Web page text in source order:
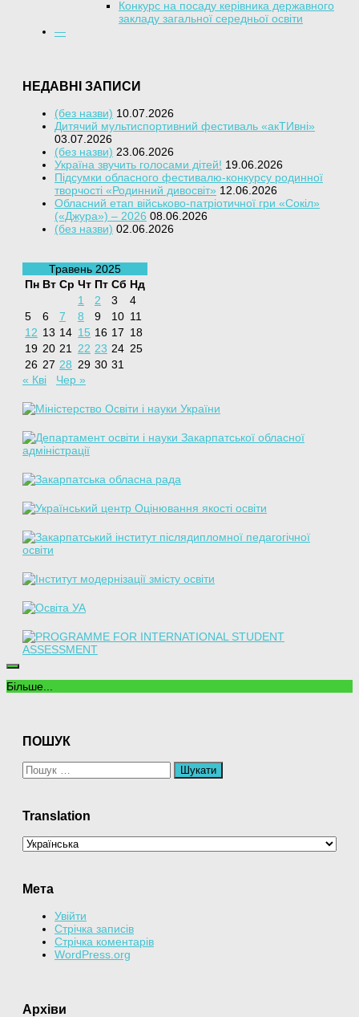
Конкурс на посаду керівника державного
закладу загальної середньої освіти
—
НЕДАВНІ ЗАПИСИ
(без назви) 10.07.2026
Дитячий мультиспортивний фестиваль «акТИвні»
03.07.2026
(без назви) 23.06.2026
Україна звучить голосами дітей! 19.06.2026
Підсумки обласного фестивалю-конкурсу родинної
творчості «Родинний дивосвіт» 12.06.2026
Обласний етап військово-патріотичної гри «Сокіл»
(«Джура») – 2026 08.06.2026
(без назви) 02.06.2026
Травень 2025
Пн Вт Ср Чт Пт Сб Нд
1
2 3
4
5
6 7 8 9 10 11
12 13 14 15 16 17 18
19 20 21 22 23 24 25
26 27 28 29 30 31
« Кві
Чер »
Більше...
ПОШУК
Пошук:
Translation
Мета
Увійти
Стрічка записів
Стрічка коментарів
WordPress.org
Архіви